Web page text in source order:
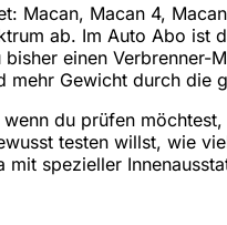
Macan, Macan 4,
ab. Im Auto Abo ist
einen
mehr Gewicht durch die
du prüfen
testen willst, wie
spezieller